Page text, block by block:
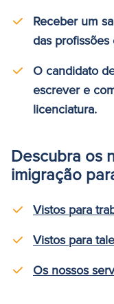
Receber um
das profissões
O candidato
escrever e
licenciatura.
Descubra os
imigração
Vistos para
Vistos para
Os nossos